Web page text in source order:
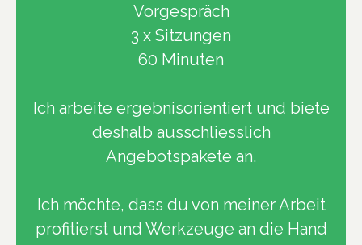
Vorgespräch
3 x Sitzungen
60 Minuten
Ich arbeite ergebnisorientiert und biete
deshalb ausschliesslich
Angebotspakete an.
Ich möchte, dass du von meiner Arbeit
profitierst und Werkzeuge an die Hand